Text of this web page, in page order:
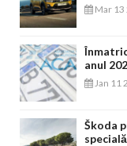
Mar 13
anul
Jan 11
Škoda